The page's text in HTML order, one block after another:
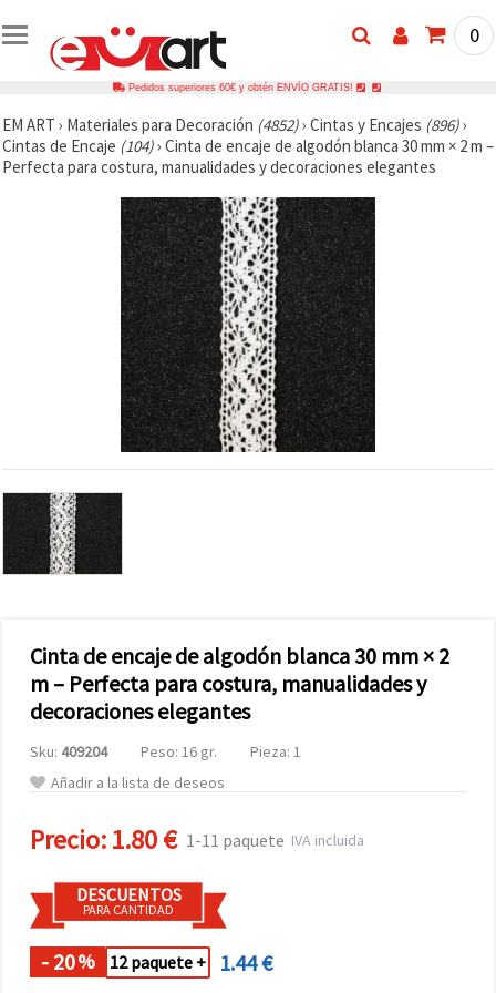
0
Pedidos superiores 60€ y obtén ENVÍO GRATIS!
EM ART › Materiales para Decoración (4852)› Cintas y Encajes (896)›
Cintas de Encaje (104)› Cinta de encaje de algodón blanca 30 mm × 2 m –
Perfecta para costura, manualidades y decoraciones elegantes
Cinta de encaje de algodón blanca 30 mm × 2
m – Perfecta para costura, manualidades y
decoraciones elegantes
Sku: 409204 Peso: 16 gr.
Pieza: 1
Añadir a la lista de deseos
Precio:1.80 € 1-11 paquete IVA incluida
DESCUENTOS
PARA CANTIDAD
- 20% 12 paquete + 1.44 €